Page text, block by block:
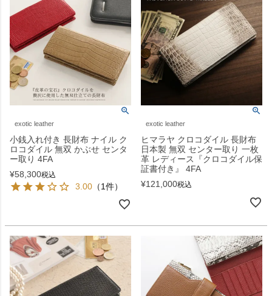
exotic leather
小銭入れ付き 長財布 ナイル ク
ロコダイル 無双 かぶせ センタ
ー取り 4FA
¥58,300税込
3.00 （1件）
exotic leather
ヒマラヤ クロコダイル 長財布
日本製 無双 センター取り 一枚
革 レディース『クロコダイル保
証書付き』 4FA
¥121,000税込